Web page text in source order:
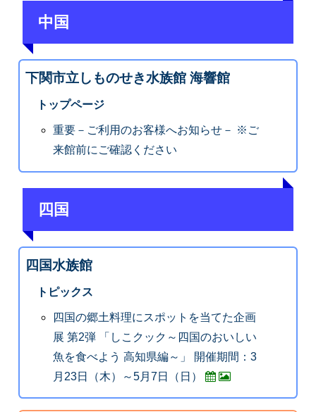
中国
下関市立しものせき水族館 海響館
トップページ
重要－ご利用のお客様へお知らせ－ ※ご
来館前にご確認ください
四国
四国水族館
トピックス
四国の郷土料理にスポットを当てた企画
展 第2弾 「しこクック～四国のおいしい
魚を食べよう 高知県編～」 開催期間：3
月23日（木）～5月7日（日）